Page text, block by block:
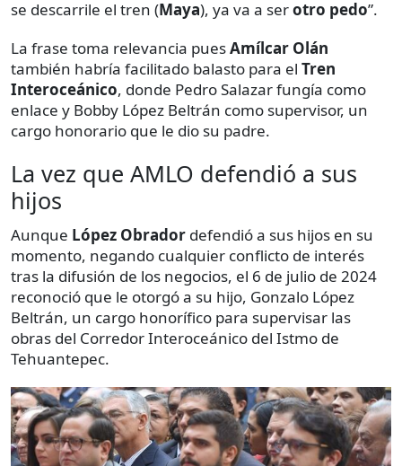
se descarrile el tren (Maya), ya va a serotro pedo”.
La frase toma relevancia puesAmílcar Olán
también habría facilitado balasto para el Tren
Interoceánico, donde Pedro Salazar fungía como
enlace y Bobby López Beltrán como supervisor, un
cargo honorario que le dio su padre.
La vez que AMLO defendió a sus
hijos
Aunque López Obrador defendió a sus hijos en su
momento, negando cualquier conflicto de interés
tras la difusión de los negocios, el 6 de julio de 2024
reconoció que le otorgó a su hijo, Gonzalo López
Beltrán, un cargo honorífico para supervisar las
obras del Corredor Interoceánico del Istmo de
Tehuantepec.